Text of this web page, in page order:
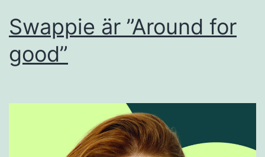
Swappie är ”Around for
good”